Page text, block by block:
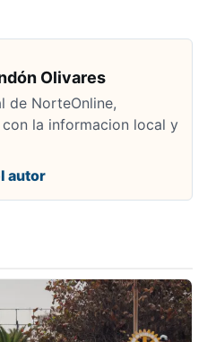
Olivares
de NorteOnline,
la informacion local y
autor